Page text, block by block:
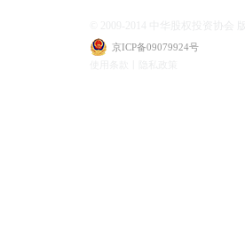
京ICP备09079924号